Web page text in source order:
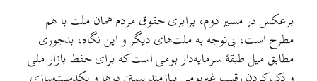
برعکس در مسیر دوم، برابری حقوق مردم همان ملت با هم
مطرح است، بی‌توجه به ملت‌های دیگر و این نگاه، بدجوری
مطابق میل طبقهٔ سرمایه‌دار بومی است که برای حفظ بازار ملی